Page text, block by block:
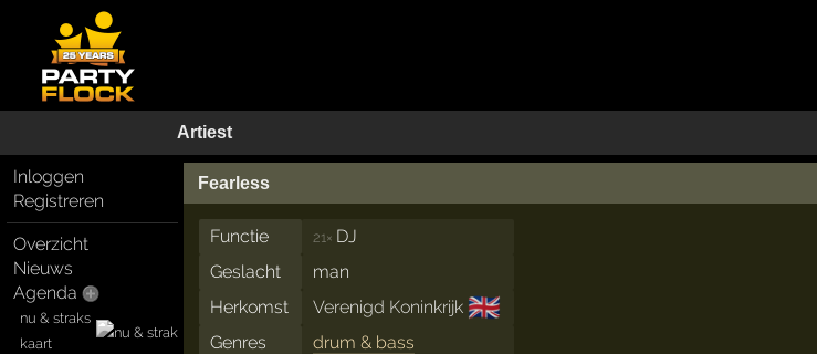
Artiest
Inloggen
Registreren
Overzicht
Nieuws
Agenda
nu & straks
kaart
Fearless
Functie 21× DJ
Geslacht
man
Herkomst
Verenigd Koninkrijk 🇬🇧
Genres
drum & bass